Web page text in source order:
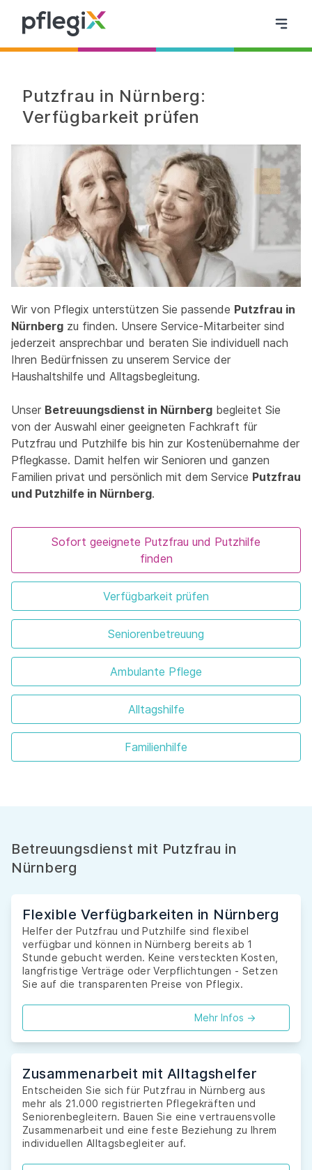
Putzfrau in Nürnberg:
Verfügbarkeit prüfen
Wir von Pflegix unterstützen Sie passende Putzfrau in
Nürnberg zu finden. Unsere Service-Mitarbeiter sind
jederzeit ansprechbar und beraten Sie individuell nach
Ihren Bedürfnissen zu unserem Service der
Haushaltshilfe und Alltagsbegleitung.
Unser Betreuungsdienst in Nürnberg begleitet Sie
von der Auswahl einer geeigneten Fachkraft für
Putzfrau und Putzhilfe bis hin zur Kostenübernahme der
Pflegkasse. Damit helfen wir Senioren und ganzen
Familien privat und persönlich mit dem Service Putzfrau
und Putzhilfe in Nürnberg.
Sofort geeignete Putzfrau und Putzhilfe
finden
Verfügbarkeit prüfen
Seniorenbetreuung
Ambulante Pflege
Alltagshilfe
Familienhilfe
Betreuungsdienst mit Putzfrau in
Nürnberg
Flexible Verfügbarkeiten in Nürnberg
Helfer der Putzfrau und Putzhilfe sind flexibel
verfügbar und können in Nürnberg bereits ab 1
Stunde gebucht werden. Keine versteckten Kosten,
langfristige Verträge oder Verpflichtungen - Setzen
Sie auf die transparenten Preise von Pflegix.
Mehr Infos ->
Zusammenarbeit mit Alltagshelfer
Entscheiden Sie sich für Putzfrau in Nürnberg aus
mehr als 21.000 registrierten Pflegekräften und
Seniorenbegleitern. Bauen Sie eine vertrauensvolle
Zusammenarbeit und eine feste Beziehung zu Ihrem
individuellen Alltagsbegleiter auf.